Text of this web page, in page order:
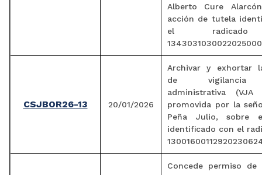
Alberto Cure
acción de tutela
el radicado
CSJBOR26-13 20/01/2026
Archivar y exhortar
de vigilancia
administrativa (VJA
promovida por la
Peña Julio, sobre
identificado con el
Concede permiso de